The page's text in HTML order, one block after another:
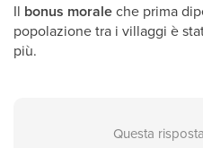
Il bonus moraleche prima
popolazione tra i villaggi è
più.
Questa